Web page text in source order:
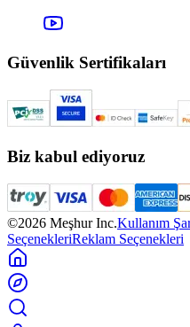
Güvenlik Sertifikaları
Biz kabul ediyoruz
©2026 Meşhur Inc.Kullanım
SeçenekleriReklam Seçenekleri